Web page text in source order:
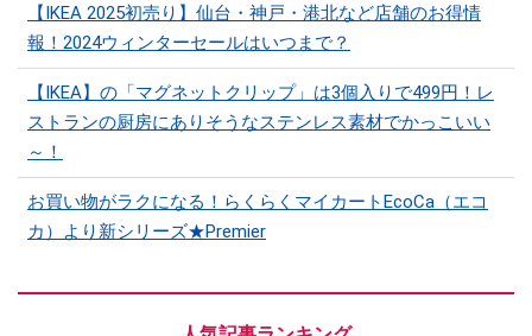
【IKEA 2025初売り】仙台・神戸・港北など店舗のお得情
報！2024ウィンターセールはいつまで？
【IKEA】の「マグネットクリップ」は3個入りで499円！レ
ストランの厨房にありそうなステンレス素材でかっこいい
～！
お買い物がラクになる！らくらくマイカートEcoCa（エコ
カ）より新シリーズ★Premier